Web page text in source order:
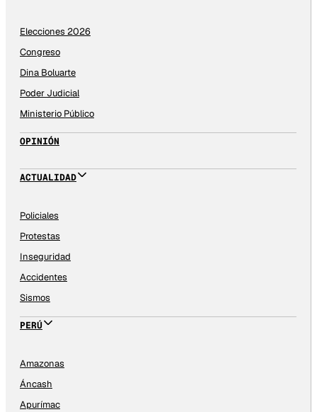
Elecciones 2026
Congreso
Dina Boluarte
Poder Judicial
Ministerio Público
OPINIÓN
ACTUALIDAD
Policiales
Protestas
Inseguridad
Accidentes
Sismos
PERÚ
Amazonas
Áncash
Apurímac